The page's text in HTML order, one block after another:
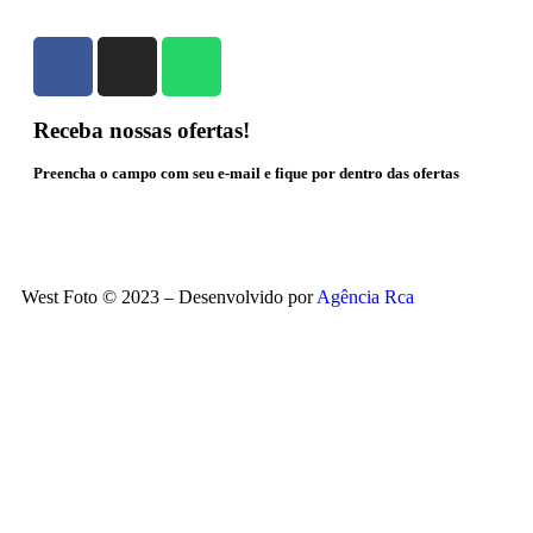
Receba nossas ofertas!
Preencha o campo com seu e-mail e fique por dentro das ofertas
West Foto © 2023 – Desenvolvido porAgência Rca